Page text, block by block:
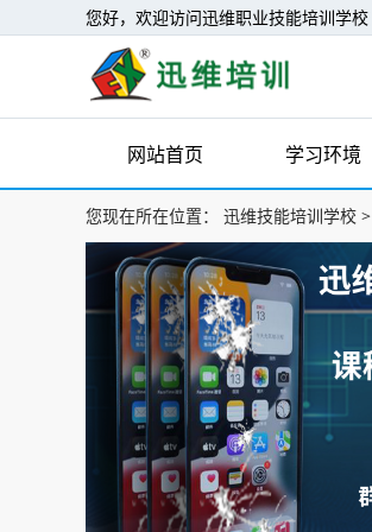
您好，欢迎访问迅维职业技能培训学校
网站首页 学习环境
您现在所在位置： 迅维技能培训学校 >